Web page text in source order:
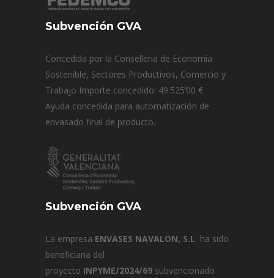
Subvención GVA
Concedida por la Conselleria de Economía
Sostenible, Sectores Productivos, Comercio y
Trabajo Importe concedido: 49.525’00 €
Ayuda concedida para automatización de
envasado final de producto.
Subvención GVA
La empresa ENVASES NAVALON, S.L ha sido
beneficiaria del
proyecto INPYME/2024/69 subvencionado